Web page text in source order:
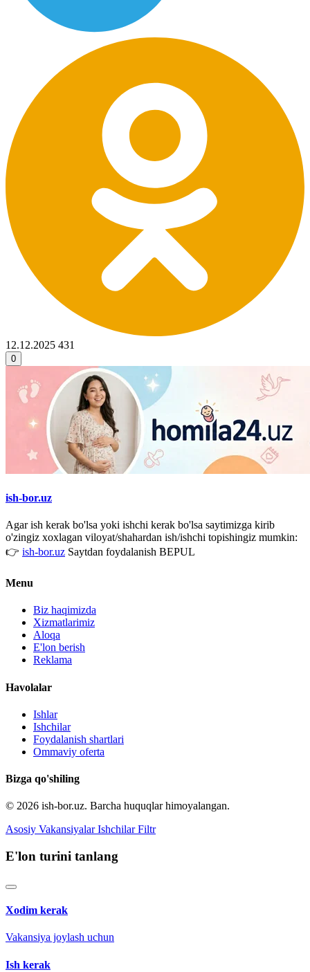
12.12.2025 431
0
ish-bor.uz
Agar ish kerak bo'lsa yoki ishchi kerak bo'lsa saytimizga kirib
o'zingiz xoxlagan viloyat/shahardan ish/ishchi topishingiz mumkin:
👉 ish-bor.uz Saytdan foydalanish BEPUL
Menu
Biz haqimizda
Xizmatlarimiz
Aloqa
E'lon berish
Reklama
Havolalar
Ishlar
Ishchilar
Foydalanish shartlari
Ommaviy oferta
Bizga qo'shiling
© 2026 ish-bor.uz. Barcha huquqlar himoyalangan.
Asosiy Vakansiyalar Ishchilar Filtr
E'lon turini tanlang
Xodim kerak
Vakansiya joylash uchun
Ish kerak